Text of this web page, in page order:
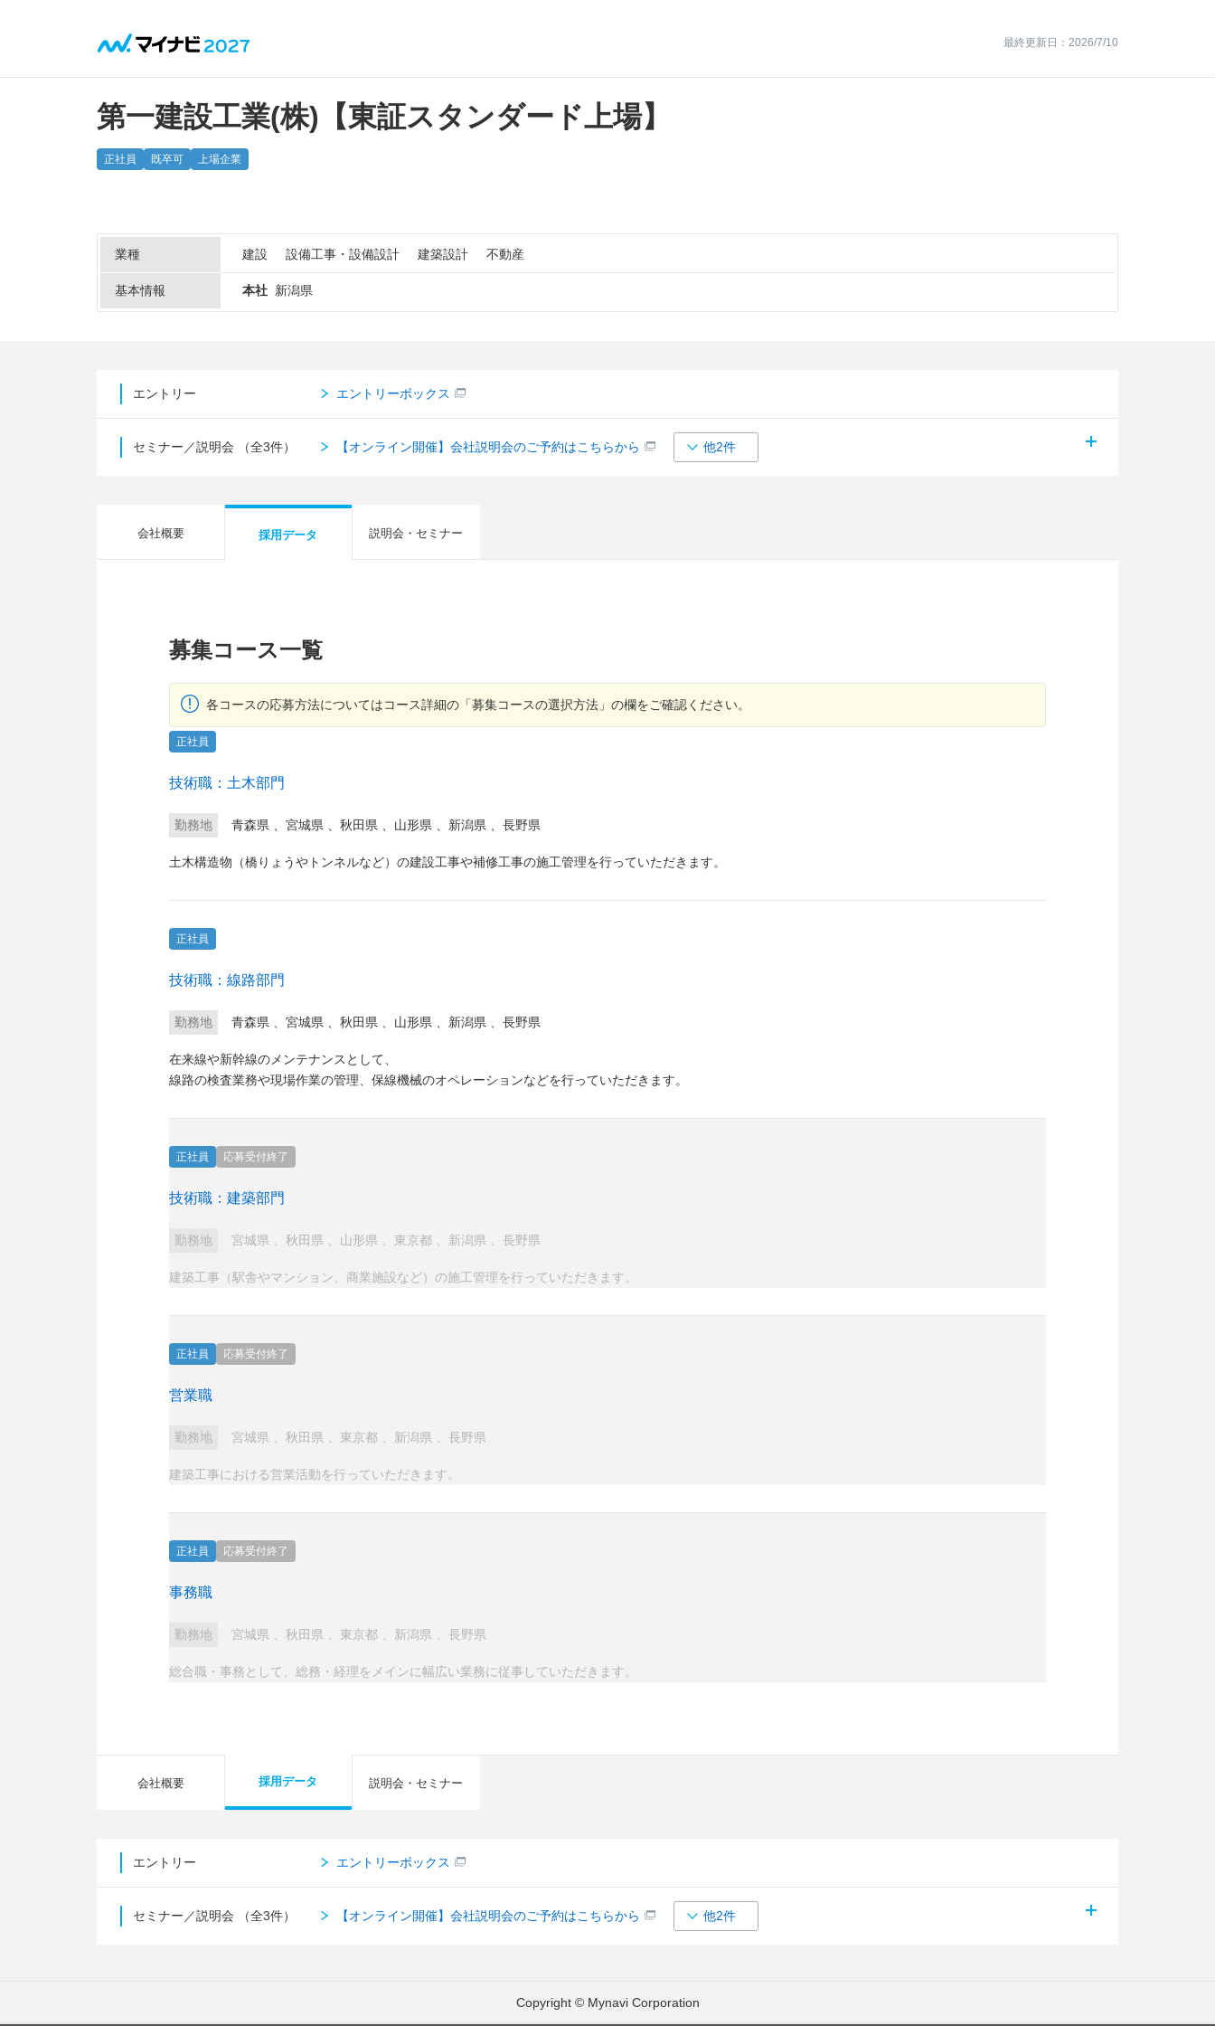
最終更新日：2026/7/10
第一建設工業(株)【東証スタンダード上場】
正社員 既卒可 上場企業
業種 建設 設備工事・設備設計 建築設計 不動産
基本情報 本社 新潟県
エントリー エントリーボックス
セミナー／説明会 （全3件） 【オンライン開催】会社説明会のご予約はこちらから 他2件
会社概要 採用データ 説明会・セミナー
募集コース一覧
各コースの応募方法についてはコース詳細の「募集コースの選択方法」の欄をご確認ください。
正社員
技術職：土木部門
勤務地 青森県 宮城県 秋田県 山形県 新潟県 長野県
土木構造物（橋りょうやトンネルなど）の建設工事や補修工事の施工管理を行っていただきます。
正社員
技術職：線路部門
勤務地 青森県 宮城県 秋田県 山形県 新潟県 長野県
在来線や新幹線のメンテナンスとして、
線路の検査業務や現場作業の管理、保線機械のオペレーションなどを行っていただきます。
正社員 応募受付終了
技術職：建築部門
勤務地 宮城県 秋田県 山形県 東京都 新潟県 長野県
建築工事（駅舎やマンション、商業施設など）の施工管理を行っていただきます。
正社員 応募受付終了
営業職
勤務地 宮城県 秋田県 東京都 新潟県 長野県
建築工事における営業活動を行っていただきます。
正社員 応募受付終了
事務職
勤務地 宮城県 秋田県 東京都 新潟県 長野県
総合職・事務として、総務・経理をメインに幅広い業務に従事していただきます。
会社概要 採用データ 説明会・セミナー
エントリー エントリーボックス
セミナー／説明会 （全3件） 【オンライン開催】会社説明会のご予約はこちらから 他2件
Copyright © Mynavi Corporation